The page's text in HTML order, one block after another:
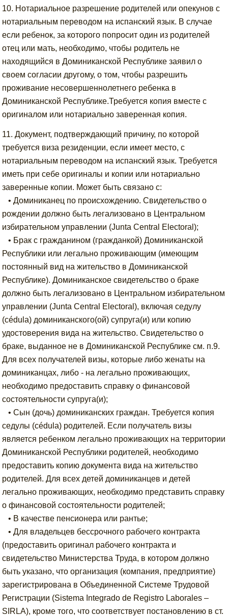
10. Нотариальное разрешение родителей или опекунов с
нотариальным переводом на испанский язык. В случае
если ребенок, за которого попросит один из родителей
отец или мать, необходимо, чтобы родитель не
находящийся в Доминиканской Республике заявил о
своем согласии другому, о том, чтобы разрешить
проживание несовершеннолетнего ребенка в
Доминиканской Республике.Требуется копия вместе с
оригиналом или нотариально заверенная копия.
11. Документ, подтверждающий причину, по которой
требуется виза резиденции, если имеет место, с
нотариальным переводом на испанский язык. Требуется
иметь при себе оригиналы и копии или нотариально
заверенные копии. Может быть связано с:
• Доминиканец по происхождению. Свидетельство о
рождении должно быть легализовано в Центральном
избирательном управлении (Junta Central Electoral);
• Брак с гражданином (гражданкой) Доминиканской
Республики или легально проживающим (имеющим
постоянный вид на жительство в Доминиканской
Республике). Доминиканское свидетельство о браке
должно быть легализовано в Центральном избирательном
управлении (Junta Central Electoral), включая седулу
(cédula) доминиканского(ой) супруга(и) или копию
удостоверения вида на жительство. Свидетельство о
браке, выданное не в Доминиканской Республике см. п.9.
Для всех получателей визы, которые либо женаты на
доминиканцах, либо - на легально проживающих,
необходимо предоставить справку о финансовой
состоятельности супруга(и);
• Сын (дочь) доминиканских граждан. Требуется копия
седулы (cédula) родителей. Если получатель визы
является ребенком легально проживающих на территории
Доминиканской Республики родителей, необходимо
предоставить копию документа вида на жительство
родителей. Для всех детей доминиканцев и детей
легально проживающих, необходимо представить справку
о финансовой состоятельности родителей;
• В качестве пенсионера или рантье;
• Для владельцев бессрочного рабочего контракта
(предоставить оригинал рабочего контракта и
свидетельство Министерства Труда, в котором должно
быть указано, что организация (компания, предприятие)
зарегистрирована в Объединенной Системе Трудовой
Регистрации (Sistema Integrado de Registro Laborales –
SIRLA), кроме того, что соответствует постановлению в ст.